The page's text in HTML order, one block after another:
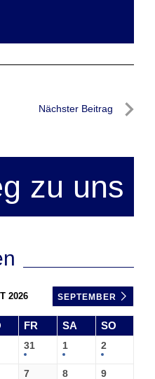
Nächster Beitrag
zu uns
2026 SEPTEMBER
FR SA SO
31 1 2
7 8 9